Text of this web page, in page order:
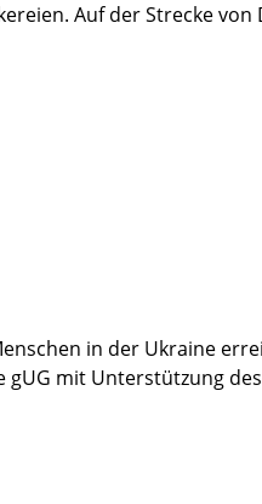
Auf der Strecke von
in der Ukraine
mit Unterstützung